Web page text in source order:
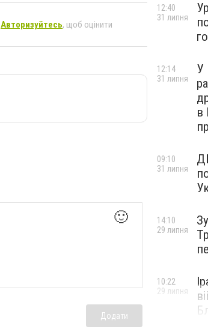
Авторизуйтесь, щоб оцінити
🙂
Додати
12:40
31 липня
У
в
12:14
31 липня
09:10
31 липня
14:10
29 липня
10:22
29 липня